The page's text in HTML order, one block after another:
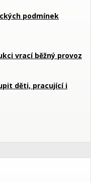
podmínek
vrací běžný provoz
děti, pracující i